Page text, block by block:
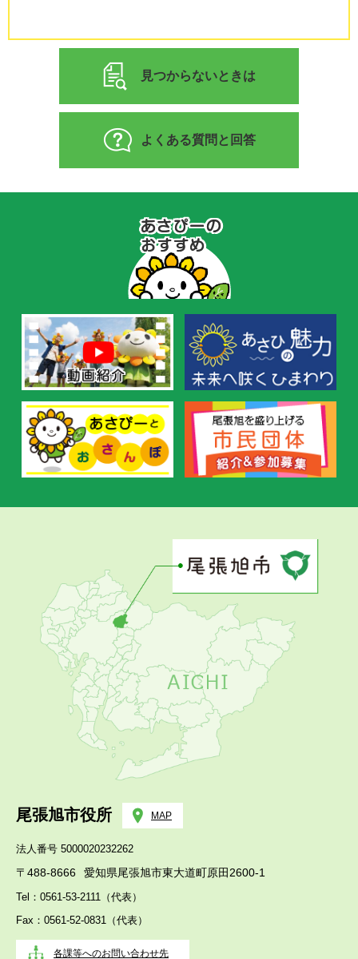
見つからないときは
よくある質問と回答
の
お
す
め
尾張旭市役所 MAP
法人番号 5000020232262
〒488-8666 愛知県尾張旭市東大道町原田2600-1
Tel：0561-53-2111（代表）
Fax：0561-52-0831（代表）
各課等へのお問い合わせ先